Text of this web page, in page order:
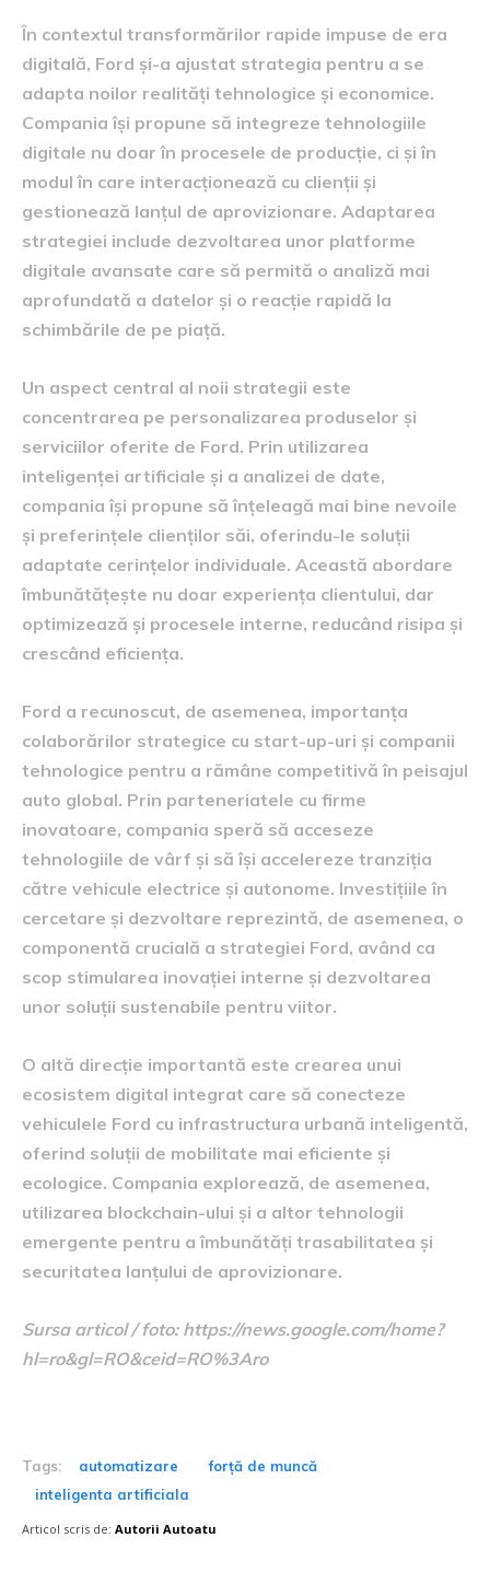
În contextul transformărilor rapide impuse de era
digitală, Ford și-a ajustat strategia pentru a se
adapta noilor realități tehnologice și economice.
Compania își propune să integreze tehnologiile
digitale nu doar în procesele de producție, ci și în
modul în care interacționează cu clienții și
gestionează lanțul de aprovizionare. Adaptarea
strategiei include dezvoltarea unor platforme
digitale avansate care să permită o analiză mai
aprofundată a datelor și o reacție rapidă la
schimbările de pe piață.
Un aspect central al noii strategii este
concentrarea pe personalizarea produselor și
serviciilor oferite de Ford. Prin utilizarea
inteligenței artificiale și a analizei de date,
compania își propune să înțeleagă mai bine nevoile
și preferințele clienților săi, oferindu-le soluții
adaptate cerințelor individuale. Această abordare
îmbunătățește nu doar experiența clientului, dar
optimizează și procesele interne, reducând risipa și
crescând eficiența.
Ford a recunoscut, de asemenea, importanța
colaborărilor strategice cu start-up-uri și companii
tehnologice pentru a rămâne competitivă în peisajul
auto global. Prin parteneriatele cu firme
inovatoare, compania speră să acceseze
tehnologiile de vârf și să își accelereze tranziția
către vehicule electrice și autonome. Investițiile în
cercetare și dezvoltare reprezintă, de asemenea, o
componentă crucială a strategiei Ford, având ca
scop stimularea inovației interne și dezvoltarea
unor soluții sustenabile pentru viitor.
O altă direcție importantă este crearea unui
ecosistem digital integrat care să conecteze
vehiculele Ford cu infrastructura urbană inteligentă,
oferind soluții de mobilitate mai eficiente și
ecologice. Compania explorează, de asemenea,
utilizarea blockchain-ului și a altor tehnologii
emergente pentru a îmbunătăți trasabilitatea și
securitatea lanțului de aprovizionare.
Sursa articol / foto: https://news.google.com/home?
hl=ro&gl=RO&ceid=RO%3Aro
Tags: automatizare
forță de muncă
inteligenta artificiala
Articol scris de: Autorii Autoatu